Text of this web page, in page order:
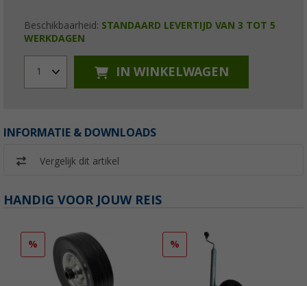
Beschikbaarheid: STANDAARD LEVERTIJD VAN 3 TOT 5
WERKDAGEN
1 IN WINKELWAGEN
INFORMATIE & DOWNLOADS
Vergelijk dit artikel
HANDIG VOOR JOUW REIS
% %